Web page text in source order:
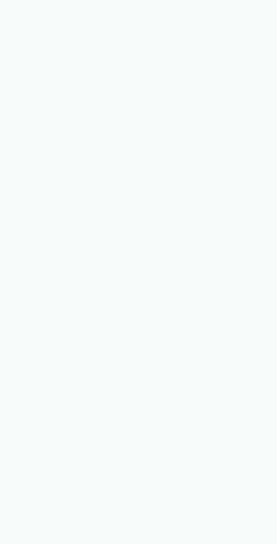
2026
brings together
researchers,
and
to explore how
is reshaping
and
(MSC)